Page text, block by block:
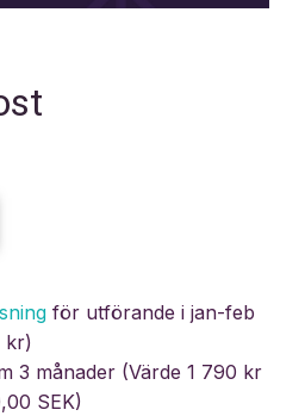
för utförande i jan-feb
kr)
3 månader (Värde 1 790 kr
SEK)